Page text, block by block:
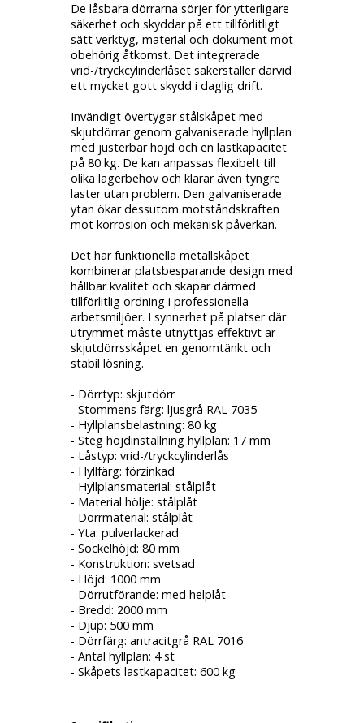
De låsbara dörrarna sörjer för ytterligare
säkerhet och skyddar på ett tillförlitligt
sätt verktyg, material och dokument mot
obehörig åtkomst. Det integrerade
vrid-/tryckcylinderlåset säkerställer därvid
ett mycket gott skydd i daglig drift.
Invändigt övertygar stålskåpet med
skjutdörrar genom galvaniserade hyllplan
med justerbar höjd och en lastkapacitet
på 80 kg. De kan anpassas flexibelt till
olika lagerbehov och klarar även tyngre
laster utan problem. Den galvaniserade
ytan ökar dessutom motståndskraften
mot korrosion och mekanisk påverkan.
Det här funktionella metallskåpet
kombinerar platsbesparande design med
hållbar kvalitet och skapar därmed
tillförlitlig ordning i professionella
arbetsmiljöer. I synnerhet på platser där
utrymmet måste utnyttjas effektivt är
skjutdörrsskåpet en genomtänkt och
stabil lösning.
- Dörrtyp: skjutdörr
- Stommens färg: ljusgrå RAL 7035
- Hyllplansbelastning: 80 kg
- Steg höjdinställning hyllplan: 17 mm
- Låstyp: vrid-/tryckcylinderlås
- Hyllfärg: förzinkad
- Hyllplansmaterial: stålplåt
- Material hölje: stålplåt
- Dörrmaterial: stålplåt
- Yta: pulverlackerad
- Sockelhöjd: 80 mm
- Konstruktion: svetsad
- Höjd: 1000 mm
- Dörrutförande: med helplåt
- Bredd: 2000 mm
- Djup: 500 mm
- Dörrfärg: antracitgrå RAL 7016
- Antal hyllplan: 4 st
- Skåpets lastkapacitet: 600 kg